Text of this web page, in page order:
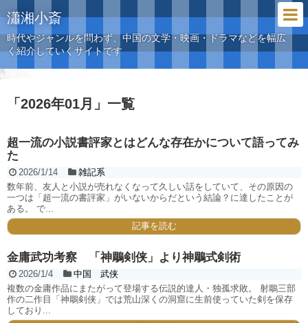
瀟湘小斎
時代やジャンルを問わず、中国の文学・映画・ドラマなどを幅広
く紹介していくサイトです
「 2026年01月 」 一覧
超一流の小説書評家とはどんな存在かについて語ってみ
た
2026/1/14
雑記系
数年前、友人と小説が売れなくなって久しい話をしていて、その原因の
一つは「超一流の書評家」がいないからだという結論？に達したことが
ある。 で...
記事を読む
金庸武功考察 「神鵰剣侠」より神鵰式剣術
2026/1/4
中国 武侠
複数の金庸作品にまたがって登場する伝説的達人・独孤求敗。 射鵰三部
作の二作目「神鵰剣侠」では荒山深くの洞窟に生前使っていた剣を保存
しており...